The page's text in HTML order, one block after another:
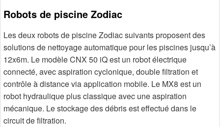
Robots de piscine Zodiac
Les deux robots de piscine Zodiac suivants proposent des
solutions de nettoyage automatique pour les piscines jusqu’à
12x6m. Le modèle CNX 50 iQ est un robot électrique
connecté, avec aspiration cyclonique, double filtration et
contrôle à distance via application mobile. Le MX8 est un
robot hydraulique plus classique avec une aspiration
mécanique. Le stockage des débris est effectué dans le
circuit de filtration.